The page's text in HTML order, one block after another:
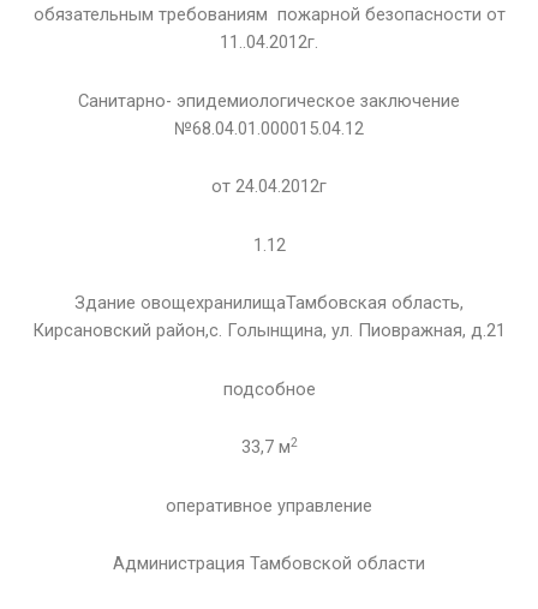
обязательным требованиям пожарной безопасности от
11..04.2012г.
Санитарно- эпидемиологическое заключение
№68.04.01.000015.04.12
от 24.04.2012г
1.12
Здание овощехранилищаТамбовская область,
Кирсановский район,с. Голынщина, ул. Пиовражная, д.21
подсобное
33,7 м2
оперативное управление
Администрация Тамбовской области